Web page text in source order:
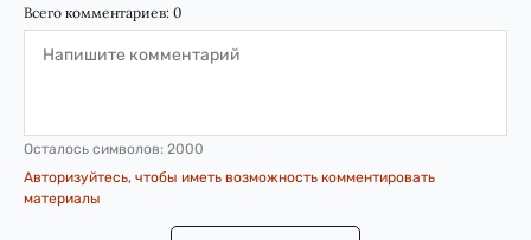
Всего комментариев: 0
Осталось символов: 2000
Авторизуйтесь, чтобы иметь возможность комментировать
материалы